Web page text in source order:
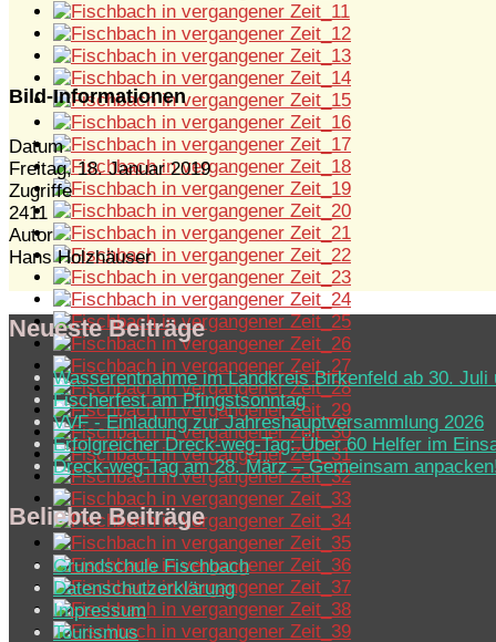
Bild-Informationen
Datum
Freitag, 18. Januar 2019
Zugriffe
2411
Autor
Hans Holzhäuser
Neueste Beiträge
Wasserentnahme im Landkreis Birkenfeld ab 30. Juli
Fischerfest am Pfingstsonntag
VVF - Einladung zur Jahreshauptversammlung 2026
Erfolgreicher Dreck-weg-Tag: Über 60 Helfer im
Dreck-weg-Tag am 28. März – Gemeinsam
Beliebte Beiträge
Grundschule Fischbach
Datenschutzerklärung
Impressum
Tourismus